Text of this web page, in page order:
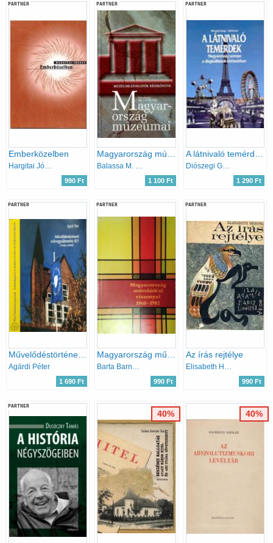
PARTNER
Emberközelben
990 Ft
PARTNER
1 100 Ft
PARTNER
Diószegi György- Gáti József
1 290 Ft
PARTNER
Művelődéstörténeti szöveggyűjtemény II/1 (1945-1990) - Válogatás a magyar művelődés 1945 és 1990 közötti történetének dokumentumaiból
Agárdi Péter
1 690 Ft
PARTNER
Magyarország művelődési viszonyai 1960-1982
Barta Barnabás (szerk.)
990 Ft
PARTNER
Az írás rejtélye
Elisabeth Hering
990 Ft
PARTNER
40% 40%